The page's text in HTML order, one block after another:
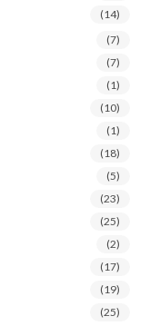
(14)
(7)
(7)
(1)
(10)
(1)
(18)
(5)
(23)
(25)
(2)
(17)
(19)
(25)